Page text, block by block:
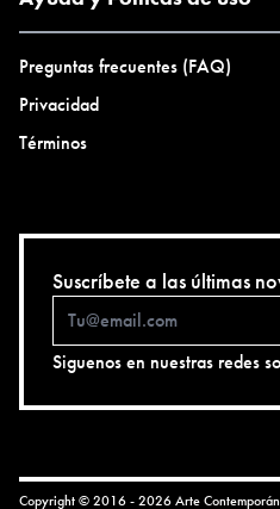
Preguntas frecuentes (FAQ)
Privacidad
Términos
Suscríbete a las últimas
Siguenos en nuestras redes
Copyright © 2016 - 2026 Arte